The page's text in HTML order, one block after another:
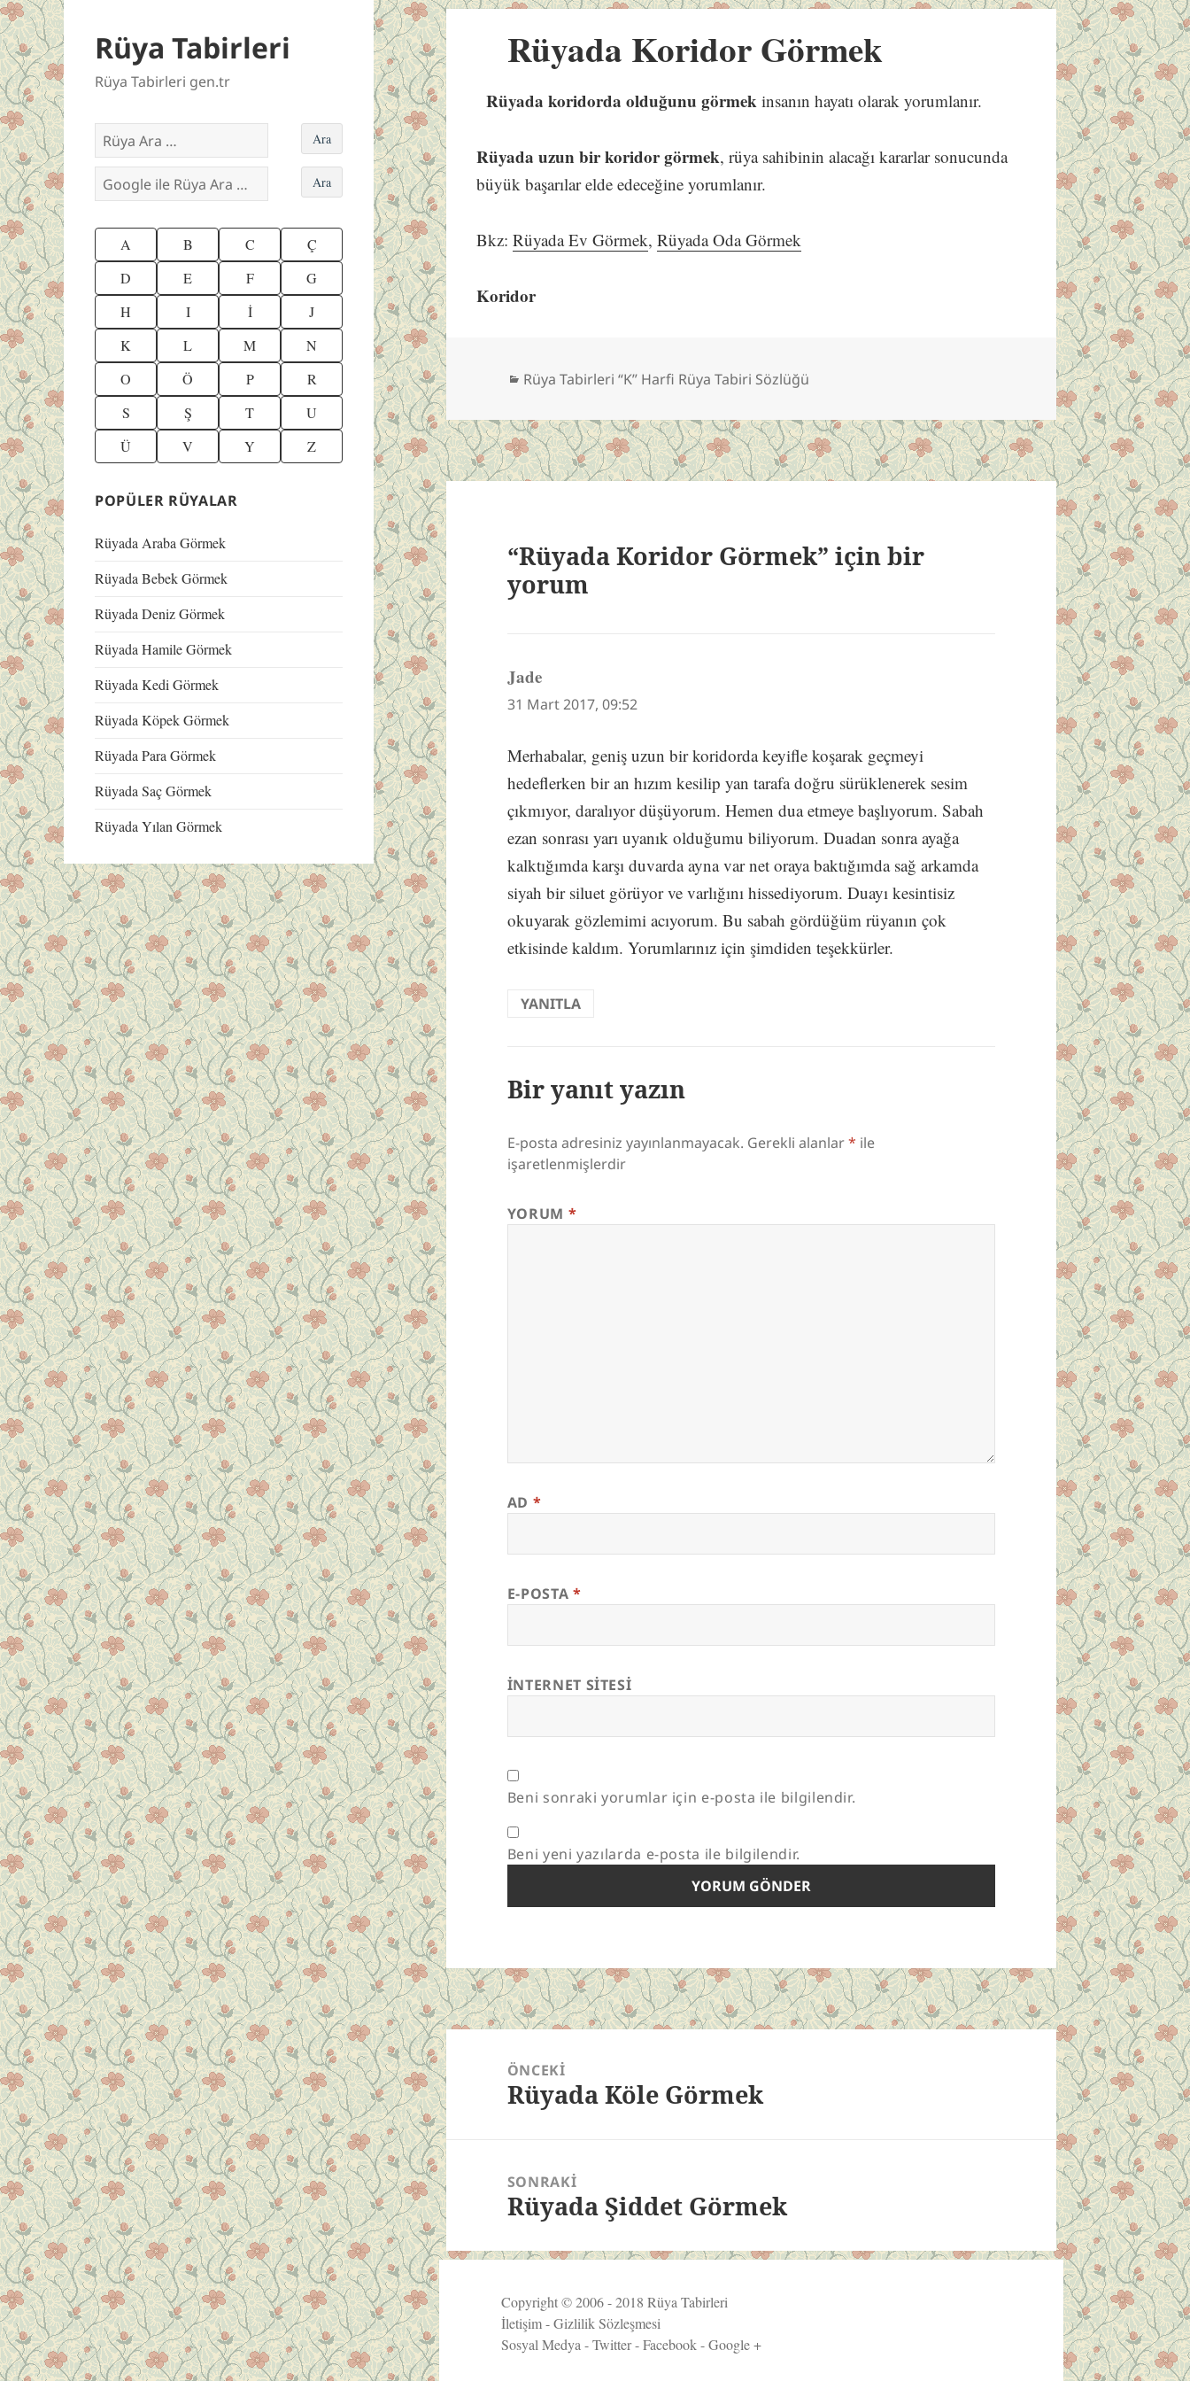
Rüya Tabirleri
Rüya Tabirleri gen.tr
A B C
Ç
D
E F
G
H
I İ
J
K
L M
N
O
Ö P
R
S
Ş T
U
Ü
V Y Z
POPÜLER RÜYALAR
Rüyada Araba Görmek
Rüyada Bebek Görmek
Rüyada Deniz Görmek
Rüyada Hamile Görmek
Rüyada Kedi Görmek
Rüyada Köpek Görmek
Rüyada Para Görmek
Rüyada Saç Görmek
Rüyada Yılan Görmek
Rüyada Koridor Görmek
Rüyada koridorda olduğunu görmek insanın hayatı olarak yorumlanır.
Rüyada uzun bir koridor görmek, rüya sahibinin alacağı kararlar sonucunda
büyük başarılar elde edeceğine yorumlanır.
Bkz:Rüyada Ev Görmek,Rüyada Oda Görmek
Koridor
Kategoriler
Rüya Tabirleri “K” Harfi Rüya Tabiri Sözlüğü
“Rüyada Koridor Görmek” için bir
yorum
Jadededi
ki:
31 Mart 2017, 09:52
Merhabalar, geniş uzun bir koridorda keyifle koşarak geçmeyi
hedeflerken bir an hızım kesilip yan tarafa doğru sürüklenerek sesim
çıkmıyor, daralıyor düşüyorum. Hemen dua etmeye başlıyorum. Sabah
ezan sonrası yarı uyanık olduğumu biliyorum. Duadan sonra ayağa
kalktığımda karşı duvarda ayna var net oraya baktığımda sağ arkamda
siyah bir siluet görüyor ve varlığını hissediyorum. Duayı kesintisiz
okuyarak gözlemimi acıyorum. Bu sabah gördüğüm rüyanın çok
etkisinde kaldım. Yorumlarınız için şimdiden teşekkürler.
YANITLA
Bir yanıt yazın
E-posta adresiniz yayınlanmayacak. Gerekli alanlar* ile
işaretlenmişlerdir
YORUM *
AD *
E-POSTA *
İNTERNET SITESI
Beni sonraki yorumlar için e-posta ile bilgilendir.
Beni yeni yazılarda e-posta ile bilgilendir.
Yazı
gezinmesiÖNCEKI
Önceki
Rüyada Köle Görmek
SONRAKI
Sonraki
Rüyada Şiddet Görmek
Copyright © 2006 - 2018Rüya Tabirleri
İletişim-Gizlilik Sözleşmesi
Sosyal Medya -Twitter-Facebook-Google +